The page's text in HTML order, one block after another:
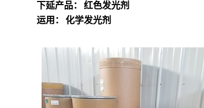
下延产品：
红色发光剂
运用：
化学发光剂